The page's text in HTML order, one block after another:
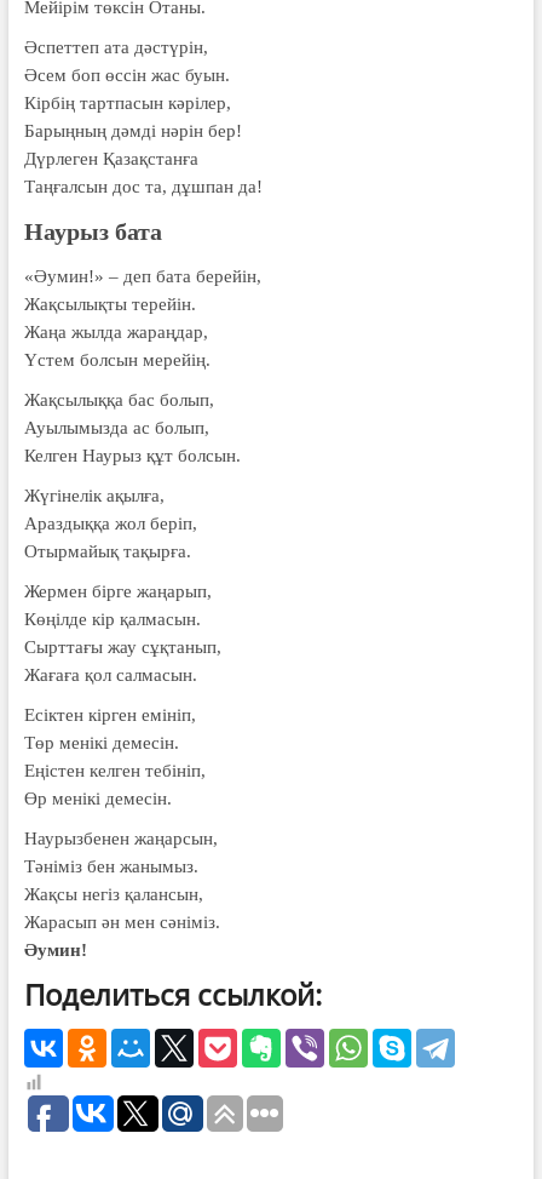
Мейірім төксін Отаны.
Әспеттеп ата дәстүрін,
Әсем боп өссін жас буын.
Кірбің тартпасын кәрілер,
Барыңның дәмді нәрін бер!
Дүрлеген Қазақстанға
Таңғалсын дос та, дұшпан да!
Наурыз бата
«Әумин!» – деп бата берейін,
Жақсылықты терейін.
Жаңа жылда жараңдар,
Үстем болсын мерейің.
Жақсылыққа бас болып,
Ауылымызда ас болып,
Келген Наурыз құт болсын.
Жүгінелік ақылға,
Араздыққа жол беріп,
Отырмайық тақырға.
Жермен бірге жаңарып,
Көңілде кір қалмасын.
Сырттағы жау сұқтанып,
Жағаға қол салмасын.
Есіктен кірген емініп,
Төр менікі демесін.
Еңістен келген тебініп,
Өр менікі демесін.
Наурызбенен жаңарсын,
Тәніміз бен жанымыз.
Жақсы негіз қалансын,
Жарасып ән мен сәніміз.
Әумин!
Поделиться ссылкой: